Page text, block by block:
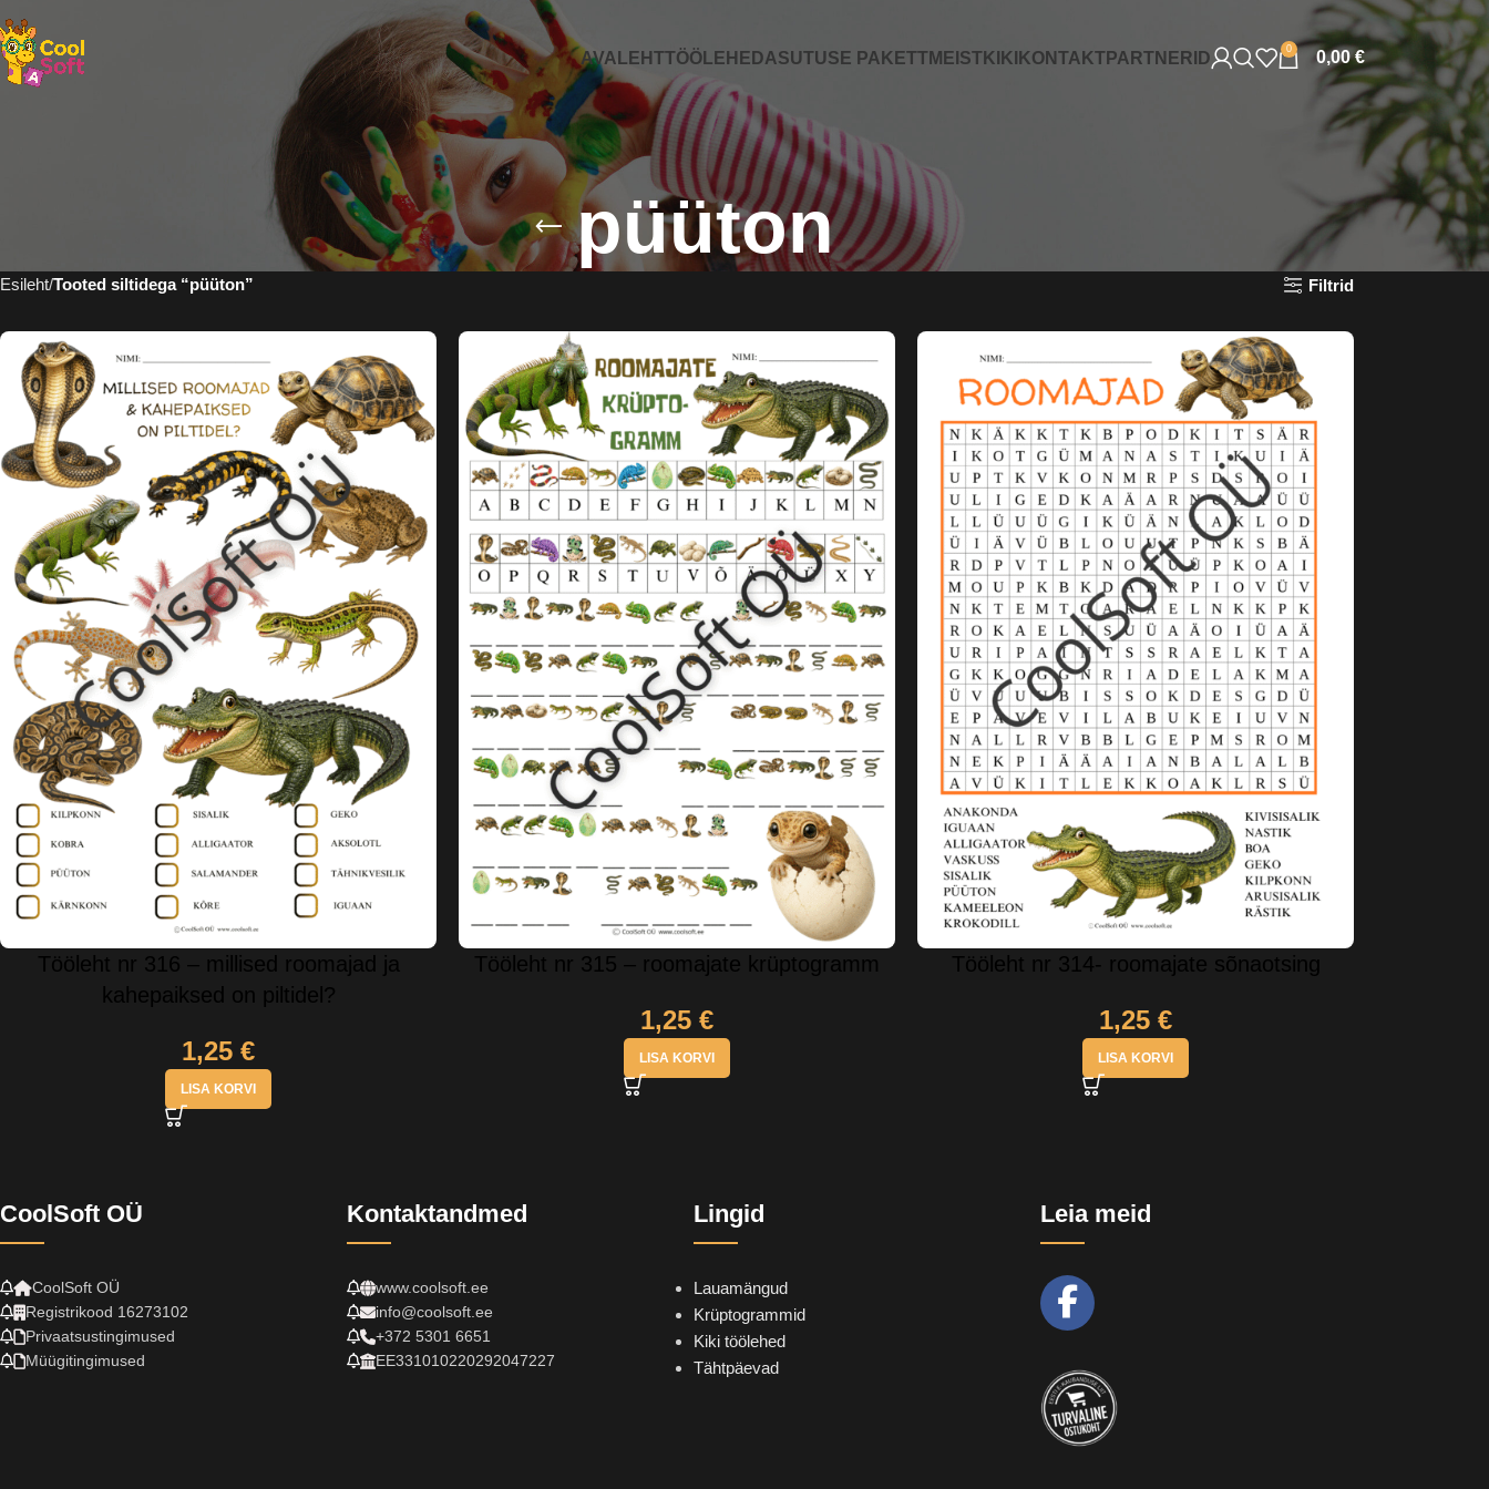
AVALEHTTÖÖLEHEDASUTUSE PAKETTMEISTKIKI KONTAKTPARTNERID 0 0,00€
püüton
Esileht Tooted siltidega “püüton” Filtrid
Tööleht nr 316 – millised roomajad ja
kahepaiksed on piltidel?
1,25 €
LISA KORVI
Tööleht nr 315 – roomajate krüptogramm
1,25 €
LISA KORVI
Tööleht nr 314- roomajate sõnaotsing
1,25 €
LISA KORVI
CoolSoft OÜ
CoolSoft OÜ
Registrikood 16273102
Privaatsustingimused
Müügitingimused
Kontaktandmed
www.coolsoft.ee
info@coolsoft.ee
+372 5301 6651
EE331010220292047227
Lingid
Lauamängud
Krüptogrammid
Kiki töölehed
Tähtpäevad
Leia meid